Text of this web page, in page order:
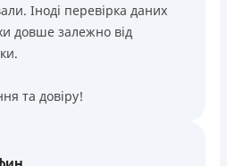
Іноді перевірка даних
довше залежно від
та довіру!